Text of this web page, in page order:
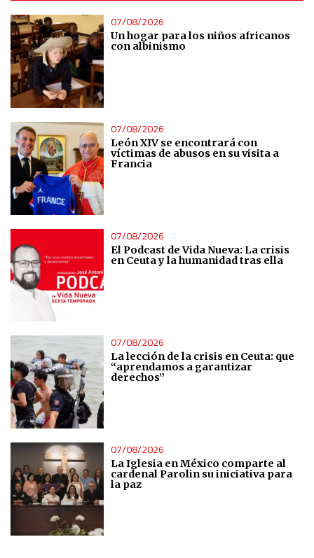
07/08/2026
Un hogar para los niños africanos
con albinismo
07/08/2026
León XIV se encontrará con
víctimas de abusos en su visita a
Francia
07/08/2026
El Podcast de Vida Nueva: La crisis
en Ceuta y la humanidad tras ella
07/08/2026
La lección de la crisis en Ceuta: que
“aprendamos a garantizar
derechos”
07/08/2026
La Iglesia en México comparte al
cardenal Parolin su iniciativa para
la paz